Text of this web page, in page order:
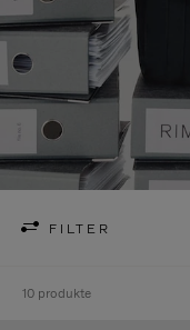
FILTER
10 produkte